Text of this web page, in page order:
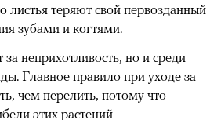
листья теряют свой первозданный
зубами и когтями.
неприхотливость, но и среди
Главное правило при уходе за
чем перелить, потому что
этих растений —